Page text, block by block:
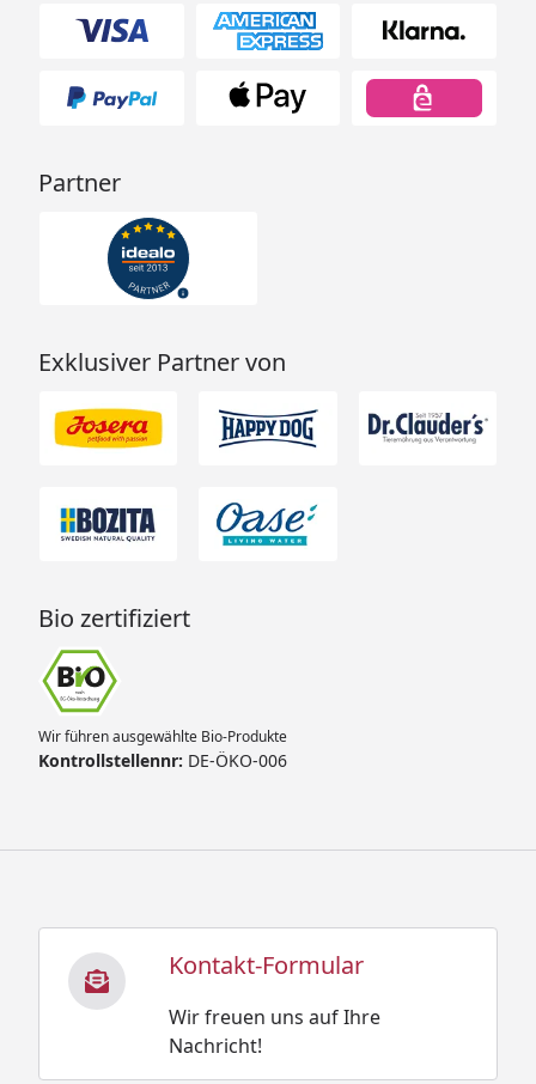
Partner
Exklusiver Partner von
Bio zertifiziert
Wir führen ausgewählte Bio-Produkte
Kontrollstellennr: DE-ÖKO-006
Kontakt-Formular
Wir freuen uns auf Ihre
Nachricht!